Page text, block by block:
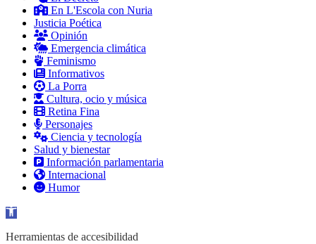
En L'Escola con Nuria
Justicia Poética
Opinión
Emergencia climática
Feminismo
Informativos
La Porra
Cultura, ocio y música
Retina Fina
Personajes
Ciencia y tecnología
Salud y bienestar
Información parlamentaria
Internacional
Humor
Abrir barra de herramientas
Herramientas de accesibilidad